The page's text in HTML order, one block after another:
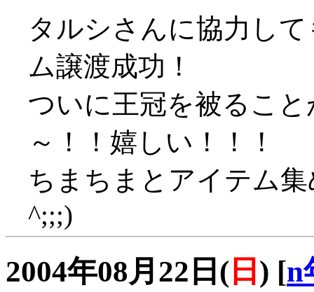
タルシさんに協力し
ム譲渡成功！
ついに王冠を被るこ
～！！嬉しい！！！
ちまちまとアイテム
^;;;)
2004年08月22日( 日 ) [n